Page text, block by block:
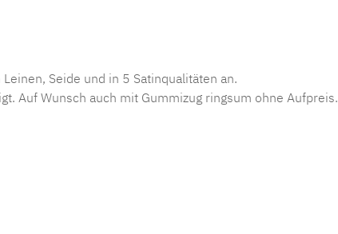
Seide und in 5 Satinqualitäten an.
Auf Wunsch auch mit Gummizug ringsum ohne Aufpreis.